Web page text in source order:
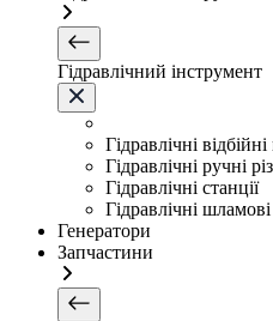
Гідравлічний інструмент
Гідравлічні
Гідравлічні ручні
Гідравлічні станції
Гідравлічні
Генератори
Запчастини